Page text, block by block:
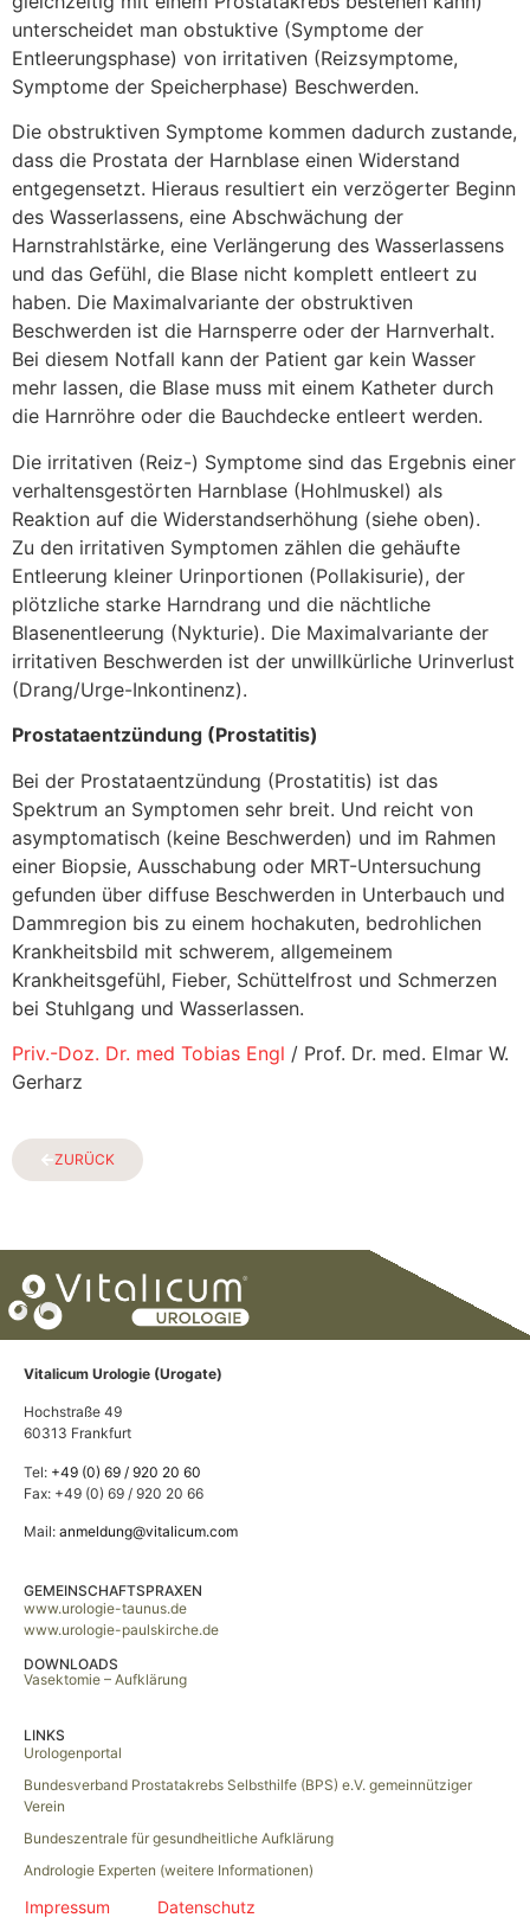
unterscheidet man obstuktive (Symptome der
Entleerungsphase) von irritativen (Reizsymptome,
Symptome der Speicherphase) Beschwerden.
Die obstruktiven Symptome kommen dadurch zustande,
dass die Prostata der Harnblase einen Widerstand
entgegensetzt. Hieraus resultiert ein verzögerter Beginn
des Wasserlassens, eine Abschwächung der
Harnstrahlstärke, eine Verlängerung des Wasserlassens
und das Gefühl, die Blase nicht komplett entleert zu
haben. Die Maximalvariante der obstruktiven
Beschwerden ist die Harnsperre oder der Harnverhalt.
Bei diesem Notfall kann der Patient gar kein Wasser
mehr lassen, die Blase muss mit einem Katheter durch
die Harnröhre oder die Bauchdecke entleert werden.
Die irritativen (Reiz-) Symptome sind das Ergebnis einer
verhaltensgestörten Harnblase (Hohlmuskel) als
Reaktion auf die Widerstandserhöhung (siehe oben).
Zu den irritativen Symptomen zählen die gehäufte
Entleerung kleiner Urinportionen (Pollakisurie), der
plötzliche starke Harndrang und die nächtliche
Blasenentleerung (Nykturie). Die Maximalvariante der
irritativen Beschwerden ist der unwillkürliche Urinverlust
(Drang/Urge-Inkontinenz).
Prostataentzündung (Prostatitis)
Bei der Prostataentzündung (Prostatitis) ist das
Spektrum an Symptomen sehr breit. Und reicht von
asymptomatisch (keine Beschwerden) und im Rahmen
einer Biopsie, Ausschabung oder MRT-Untersuchung
gefunden über diffuse Beschwerden in Unterbauch und
Dammregion bis zu einem hochakuten, bedrohlichen
Krankheitsbild mit schwerem, allgemeinem
Krankheitsgefühl, Fieber, Schüttelfrost und Schmerzen
bei Stuhlgang und Wasserlassen.
Priv.-Doz. Dr. med Tobias Engl / Prof. Dr. med. Elmar W.
Gerharz
ZURÜCK
Vitalicum Urologie (Urogate)
Hochstraße 49
60313 Frankfurt
Tel: +49 (0) 69 / 920 20 60
Fax: +49 (0) 69 / 920 20 66
Mail: anmeldung@vitalicum.com
GEMEINSCHAFTSPRAXEN
www.urologie-taunus.de
www.urologie-paulskirche.de
DOWNLOADS
Vasektomie – Aufklärung
LINKS
Urologenportal
Bundesverband Prostatakrebs Selbsthilfe (BPS) e.V. gemeinnütziger
Verein
Bundeszentrale für gesundheitliche Aufklärung
Andrologie Experten (weitere Informationen)
Impressum Datenschutz